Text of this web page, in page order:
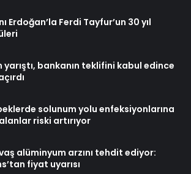
Erdoğan’la Ferdi Tayfur’un 30 yıl
yarıştı, bankanın teklifini kabul edince
solunum yolu enfeksiyonlarına
riski artırıyor
alüminyum arzını tehdit ediyor:
fiyat uyarısı